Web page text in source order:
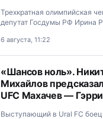
Трехкратная олимпийская
депутат Госдумы РФ Ирина
Валиевой и 22‑летней
6 августа, 11:22
«Шансов ноль».
Михайлов
UFC Махачев — Гэрри
Выступающий в Ural FC